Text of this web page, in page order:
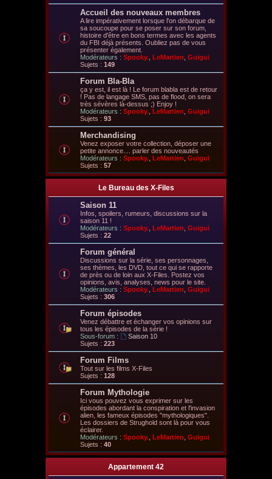
Accueil des nouveaux membres
A lire impérativement lorsque l'on débarque de
sa soucoupe pour se poser sur son forum,
histoire d'être en bons termes avec les agents
du FBI déjà présents. Oubliez pas de vous
présenter également.
Modérateurs : Spooky. LeMartien Guigui
Sujets : 149
Forum Bla-Bla
ça y est, il est là ! Le forum blabla est de retour
! Pas de langage SMS, pas de flood, on sera
très sévères là-dessus ;) Enjoy !
Modérateurs : Spooky. LeMartien Guigui
Sujets : 93
Merchandising
Venez exposer votre collection, déposer une
petite annonce.... parler des nouveautés
Modérateurs : Spooky. LeMartien Guigui
Sujets : 57
Le Bureau des X-Files
Saison 11
Infos, spoilers, rumeurs, discussions sur la
saison 11 !
Modérateurs : Spooky. LeMartien Guigui
Sujets : 22
Forum général
Discussions sur la série, ses personnages,
ses thèmes, les DVD, tout ce qui se rapporte
de près ou de loin aux X-Files. Postez vos
opinions, avis, analyses, news pour le site.
Modérateurs : Spooky. LeMartien Guigui
Sujets : 306
Forum épisodes
Venez débattre et échanger vos opinions sur
tous les épisodes de la série !
Sous-forum :
Saison 10
Sujets : 223
Forum Films
Tout sur les films X-Files
Sujets : 128
Forum Mythologie
Ici vous pouvez vous exprimer sur les
épisodes abordant la conspiration et l'invasion
alien, les fameux épisodes "mythologiques".
Les dossiers de Strughold sont là pour vous
éclairer.
Modérateurs : Spooky. LeMartien Guigui
Sujets : 40
Appartement 42